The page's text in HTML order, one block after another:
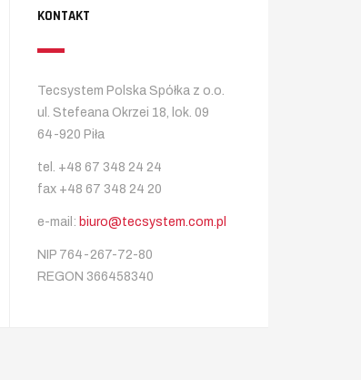
KONTAKT
Tecsystem Polska Spółka z o.o.
ul. Stefeana Okrzei 18, lok. 09
64-920 Piła
tel. +48 67 348 24 24
fax +48 67 348 24 20
e-mail: biuro@tecsystem.com.pl
NIP 764-267-72-80
REGON 366458340